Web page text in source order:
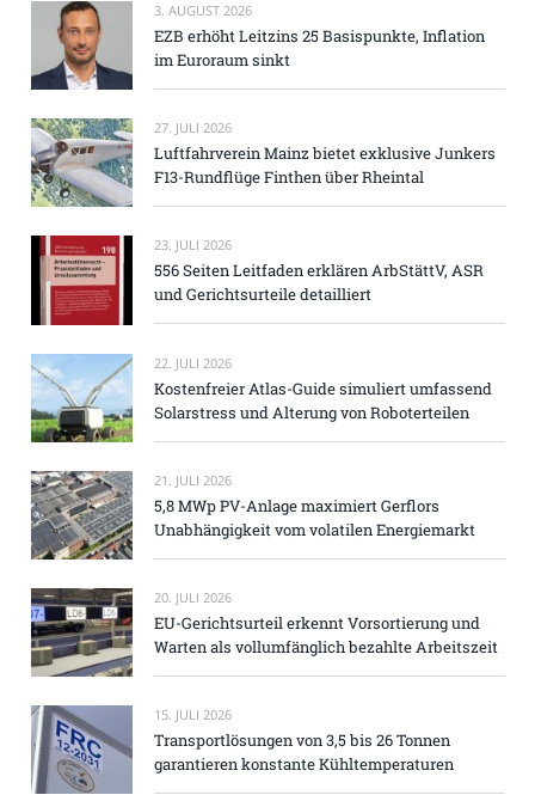
3. AUGUST 2026
EZB erhöht Leitzins 25 Basispunkte, Inflation
im Euroraum sinkt
27. JULI 2026
Luftfahrverein Mainz bietet exklusive Junkers
F13-Rundflüge Finthen über Rheintal
23. JULI 2026
556 Seiten Leitfaden erklären ArbStättV, ASR
und Gerichtsurteile detailliert
22. JULI 2026
Kostenfreier Atlas-Guide simuliert umfassend
Solarstress und Alterung von Roboterteilen
21. JULI 2026
5,8 MWp PV-Anlage maximiert Gerflors
Unabhängigkeit vom volatilen Energiemarkt
20. JULI 2026
EU-Gerichtsurteil erkennt Vorsortierung und
Warten als vollumfänglich bezahlte Arbeitszeit
15. JULI 2026
Transportlösungen von 3,5 bis 26 Tonnen
garantieren konstante Kühltemperaturen